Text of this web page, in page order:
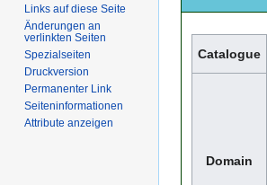
Catalogue
Domain
Links auf diese Seite
Änderungen an
verlinkten Seiten
Spezialseiten
Druckversion
Permanenter Link
Seiten­­informationen
Attribute anzeigen